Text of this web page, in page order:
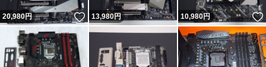
20,980円 いいね！
13,980円 10,980円